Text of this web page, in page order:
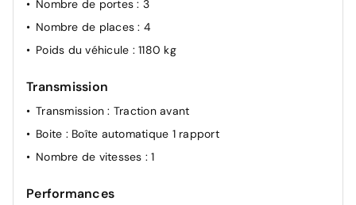
Nombre de portes: 3
Nombre de places: 4
Poids du véhicule : 1180 kg
Transmission
Transmission: Traction avant
Boite : Boîte automatique 1 rapport
Nombre de vitesses : 1
Performances